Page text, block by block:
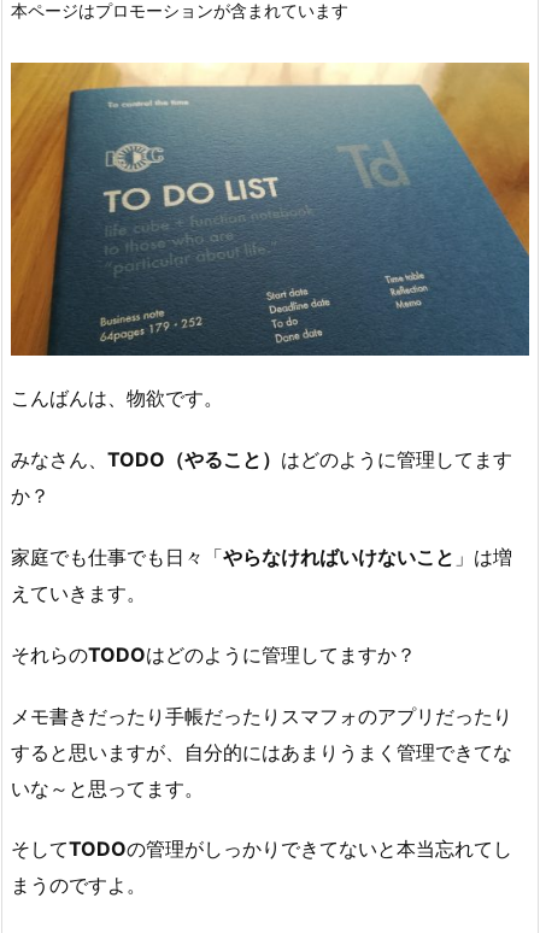
本ページはプロモーションが含まれています
こんばんは、物欲です。
みなさん、 TODO（やること） はどのように管理してます
か？
家庭でも仕事でも日々「やらなければいけないこと 」は増
えていきます。
それらのTODOはどのように管理してますか？
メモ書きだったり手帳だったりスマフォのアプリだったり
すると思いますが、自分的にはあまりうまく管理できてな
いな～と思ってます。
そしてTODOの管理がしっかりできてないと本当忘れてし
まうのですよ。